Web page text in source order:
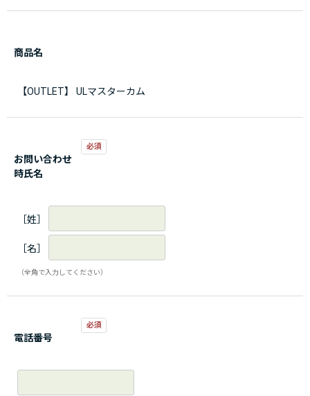
商品名
【OUTLET】 ULマスターカム
お問い合わせ
時氏名
［姓］
［名］
（全角で入力してください）
電話番号